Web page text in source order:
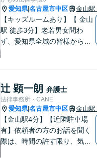
ださい。【電話・WEB相談も
対応可能】
愛知県|名古屋市中区 金山駅
【キッズルームあり】【 金山
駅 徒歩3分】老若男女問わ
ず、愛知県全域の皆様から愛
ください。
辻 顕一朗 弁護士
法律事務所・CANE
愛知県|名古屋市中区 金山駅
【金山駅4分】【近隣駐車場
有】依頼者の方のお話を聞く
際は、時間の許す限り、気の